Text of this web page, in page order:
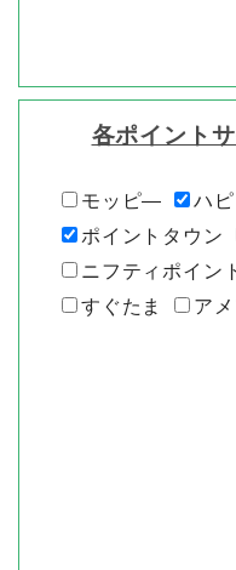
各ポイント
モッピ― ハ
ポイントタウン
ニフティポイン
すぐたま
ア